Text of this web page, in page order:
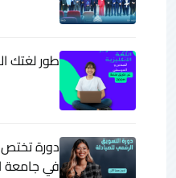
طور لغتك
دورة تختص
في جامعة